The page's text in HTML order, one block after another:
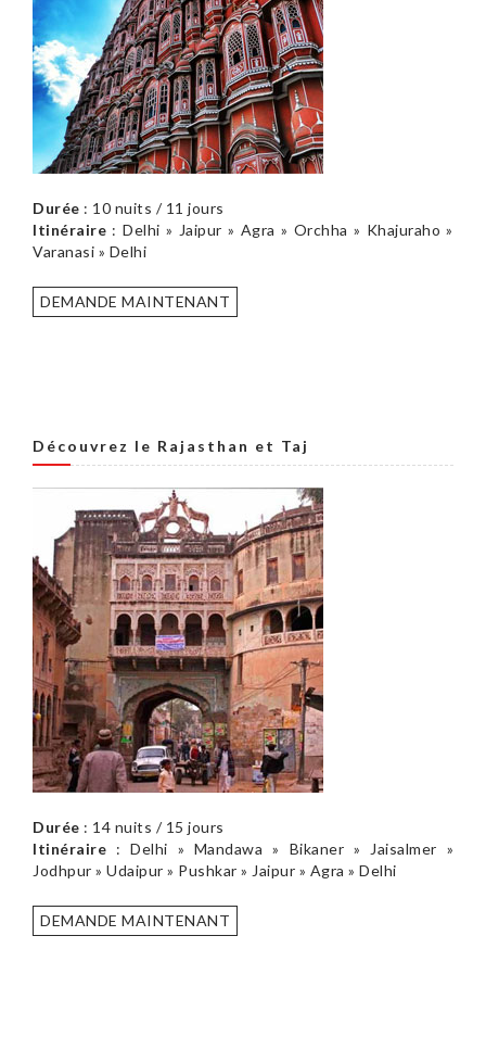
Durée : 10 nuits / 11 jours
Itinéraire : Delhi » Jaipur » Agra » Orchha » Khajuraho »
Varanasi » Delhi
DEMANDE MAINTENANT
Découvrez le Rajasthan et Taj
Durée : 14 nuits / 15 jours
Itinéraire : Delhi » Mandawa » Bikaner » Jaisalmer »
Jodhpur » Udaipur » Pushkar » Jaipur » Agra » Delhi
DEMANDE MAINTENANT